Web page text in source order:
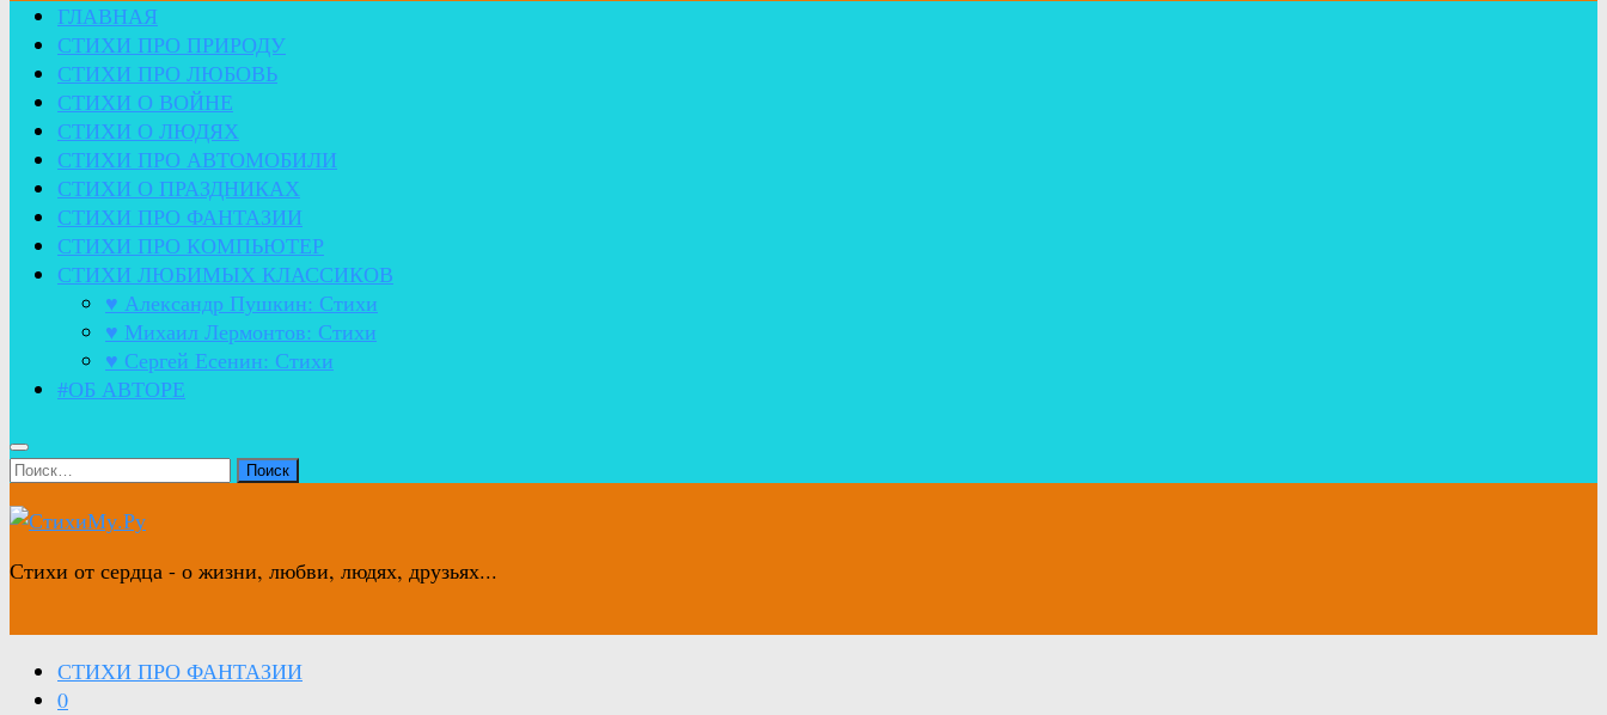
ГЛАВНАЯ
СТИХИ ПРО ПРИРОДУ
СТИХИ ПРО ЛЮБОВЬ
СТИХИ О ВОЙНЕ
СТИХИ О ЛЮДЯХ
СТИХИ ПРО АВТОМОБИЛИ
СТИХИ О ПРАЗДНИКАХ
СТИХИ ПРО ФАНТАЗИИ
СТИХИ ПРО КОМПЬЮТЕР
СТИХИ ЛЮБИМЫХ КЛАССИКОВ
♥ Александр Пушкин: Стихи
♥ Михаил Лермонтов: Стихи
♥ Сергей Есенин: Стихи
#ОБ АВТОРЕ
Найти:
Стихи от сердца - о жизни, любви, людях, друзьях...
СТИХИ ПРО ФАНТАЗИИ
0